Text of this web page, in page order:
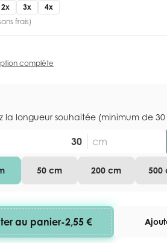
2x 3x
4x
frais)
complète
la longueur souhaitée (minimum de
cm
50 cm 200 cm 500
au panier-2,55 €